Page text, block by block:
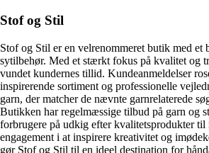
Stof og Stil
Stof og Stil er en velrenommeret butik med et
sytilbehør. Med et stærkt fokus på kvalitet og
vundet kundernes tillid. Kundeanmeldelser
inspirerende sortiment og professionelle
garn, der matcher de nævnte garnrelaterede
Butikken har regelmæssige tilbud på garn og
forbrugere på udkig efter kvalitetsprodukter til
engagement i at inspirere kreativitet og
gør Stof og Stil til en ideel destination for